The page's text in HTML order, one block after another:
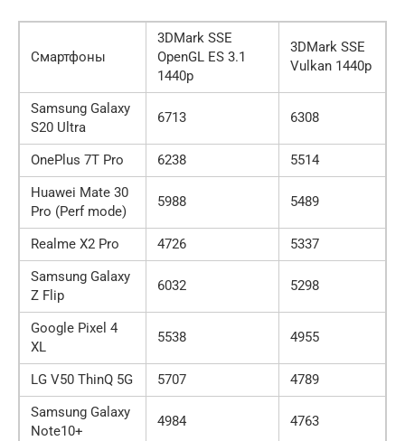
Смартфоны
3DMark SSE
OpenGL ES 3.1
1440p
3DMark SSE
Vulkan 1440p
Samsung Galaxy
S20 Ultra
6713 6308
OnePlus 7T Pro 6238
5514
Huawei Mate 30
Pro (Perf mode)
5988 5489
Realme X2 Pro 4726
5337
Samsung Galaxy
Z Flip
6032 5298
Google Pixel 4
XL
5538 4955
LG V50 ThinQ 5G 5707
4789
Samsung Galaxy
Note10+
4984 4763